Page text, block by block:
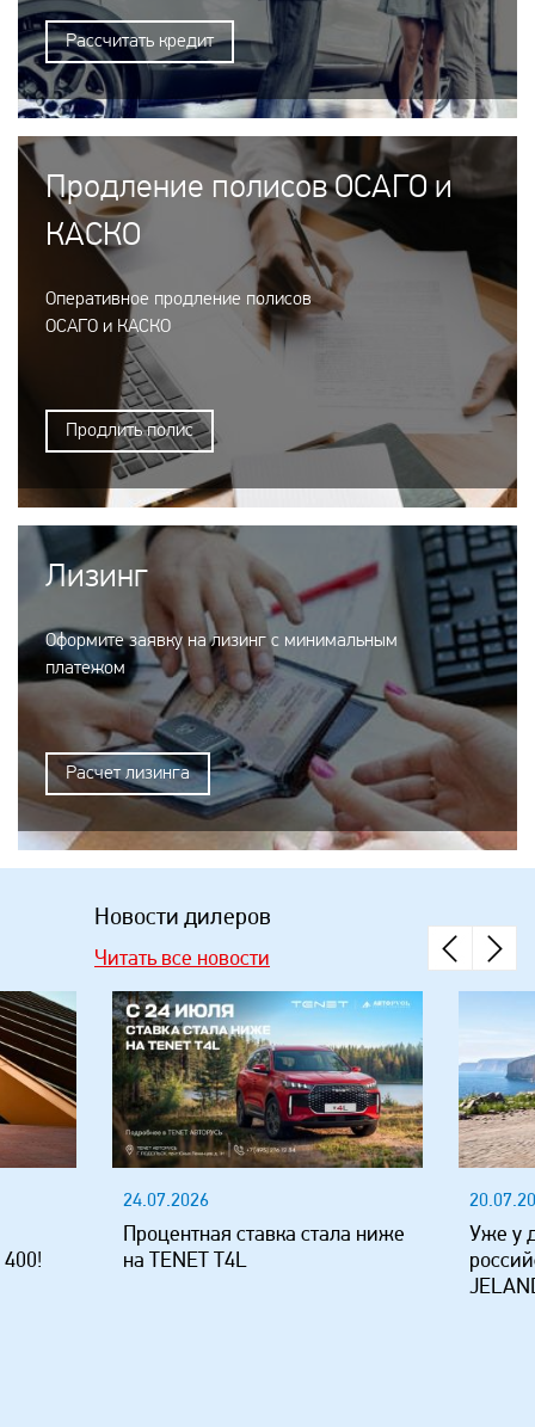
Рассчитать кредит
Продление полисов ОСАГО и
КАСКО
Оперативное продление полисов
ОСАГО и КАСКО
Продлить полис
Лизинг
Оформите заявку на лизинг с минимальным
платежом
Расчет лизинга
Новости дилеров
Читать все новости
24.07.2026
Процентная ставка стала ниже
на TENET T4L
Уже у